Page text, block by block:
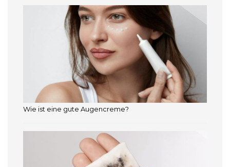
Wie ist eine gute Augencreme?